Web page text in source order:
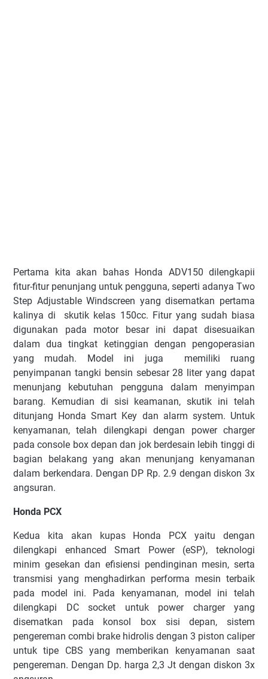
Pertama kita akan bahas Honda ADV150 dilengkapii
fitur-fitur penunjang untuk pengguna, seperti adanya Two
Step Adjustable Windscreen yang disematkan pertama
kalinya di skutik kelas 150cc. Fitur yang sudah biasa
digunakan pada motor besar ini dapat disesuaikan
dalam dua tingkat ketinggian dengan pengoperasian
yang mudah. Model ini juga memiliki ruang
penyimpanan tangki bensin sebesar 28 liter yang dapat
menunjang kebutuhan pengguna dalam menyimpan
barang. Kemudian di sisi keamanan, skutik ini telah
ditunjang Honda Smart Key dan alarm system. Untuk
kenyamanan, telah dilengkapi dengan power charger
pada console box depan dan jok berdesain lebih tinggi di
bagian belakang yang akan menunjang kenyamanan
dalam berkendara. Dengan DP Rp. 2.9 dengan diskon 3x
angsuran.
Honda PCX
Kedua kita akan kupas Honda PCX yaitu dengan
dilengkapi enhanced Smart Power (eSP), teknologi
minim gesekan dan efisiensi pendinginan mesin, serta
transmisi yang menghadirkan performa mesin terbaik
pada model ini. Pada kenyamanan, model ini telah
dilengkapi DC socket untuk power charger yang
disematkan pada konsol box sisi depan, sistem
pengereman combi brake hidrolis dengan 3 piston caliper
untuk tipe CBS yang memberikan kenyamanan saat
pengereman. Dengan Dp. harga 2,3 Jt dengan diskon 3x